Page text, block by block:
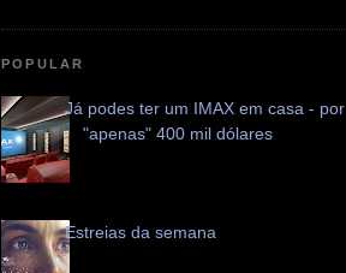
POPULAR
Já podes ter um IMAX em casa - por
"apenas" 400 mil dólares
Estreias da semana